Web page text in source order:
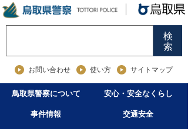
検
索
お問い合わせ 使い方 サイトマップ
鳥取県警察について 安心・安全なくらし
事件情報 交通安全